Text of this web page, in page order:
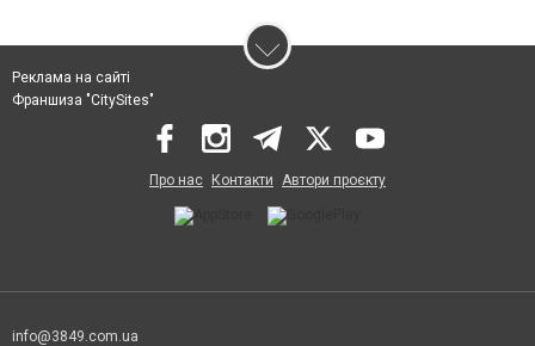
Реклама на сайті
Франшиза "CitySites"
Про нас Контакти Автори проєкту
info@3849.com.ua